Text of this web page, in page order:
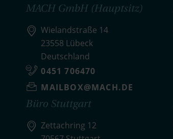
MACH GmbH (Hauptsitz)
Wielandstraße 14
23558 Lübeck
Deutschland
0451 706470
MAILBOX@MACH.DE
Büro Stuttgart
Zettachring 12